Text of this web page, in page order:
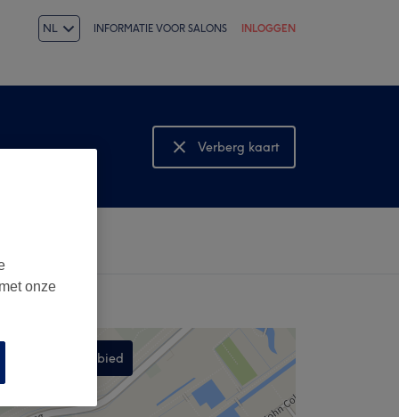
NL INFORMATIE VOOR SALONS INLOGGEN
Verberg kaart
Bekijk kaart
Zoek dit gebied
onze